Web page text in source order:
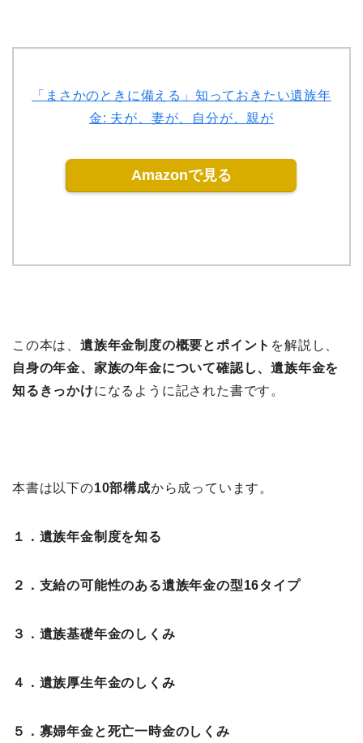
「まさかのときに備える」知っておきたい遺族年
金: 夫が、妻が、自分が、親が
Amazonで見る
この本は、 遺族年金制度の概要とポイント を解説し、
自身の年金、家族の年金について確認し、遺族年金を
知るきっかけになるように記された書です。
本書は以下の10部構成から成っています。
１．遺族年金制度を知る
２．支給の可能性のある遺族年金の型16タイプ
３．遺族基礎年金のしくみ
４．遺族厚生年金のしくみ
５．寡婦年金と死亡一時金のしくみ